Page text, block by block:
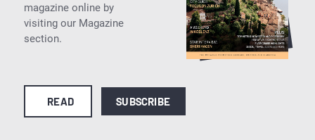
magazine online by
visiting our Magazine
section.
READ SUBSCRIBE